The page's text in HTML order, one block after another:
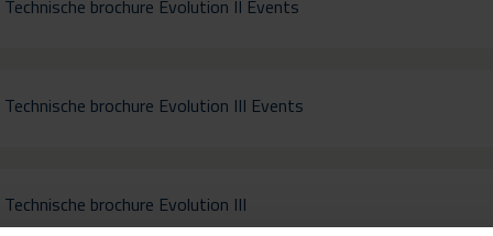
Technische brochure Evolution II Events
Technische brochure Evolution III Events
Technische brochure Evolution III